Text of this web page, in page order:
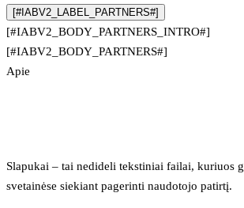
[#IABV2_LABEL_PARTNERS#]
[#IABV2_BODY_PARTNERS_INTRO#]
[#IABV2_BODY_PARTNERS#]
Apie
Slapukai – tai nedideli tekstiniai failai, kuriuos
svetainėse siekiant pagerinti naudotojo patirtį.